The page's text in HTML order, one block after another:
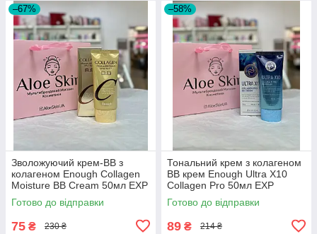
–67%
Зволожуючий крем-ВВ з
колагеном Enough Collagen
Moisture BB Cream 50мл EXP
2026.01.18
Готово до відправки
75 ₴ 230 ₴
–58%
Тональний крем з колагеном
BB крем Enough Ultra X10
Collagen Pro 50мл EXP
2026/07/24
Готово до відправки
89 ₴ 214 ₴